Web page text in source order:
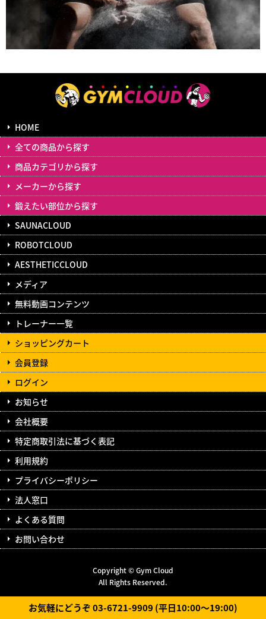
HOME
全ての商品から探す
商品カテゴリから探す
メーカーから探す
鍛えたい部位から探す
SAUNACLOUD
ROBOTCLOUD
AESTHETICCLOUD
メディア
無料動画コンテンツ
トレーナー一覧
ショッピングカート
会員登録
ログイン
お知らせ
会社概要
特定商取引法に基づく表記
利用規約
プライバシーポリシー
法人窓口
よくある質問
お問い合わせ
Copyright © Gym Cloud
All Rights Reserved.
お気軽にどうぞ 03-6721-9909 (平日10:00～19:00)